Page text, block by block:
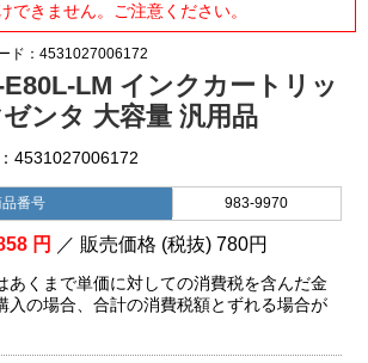
できません。ご注意ください。
ド：4531027006172
LM インクカートリッ
ンタ 大容量 汎用品
4531027006172
番号 983-9970
円 ／ 販売価格 (税抜)780円
くまで単価に対しての消費税を含んだ金
入の場合、合計の消費税額とずれる場合が